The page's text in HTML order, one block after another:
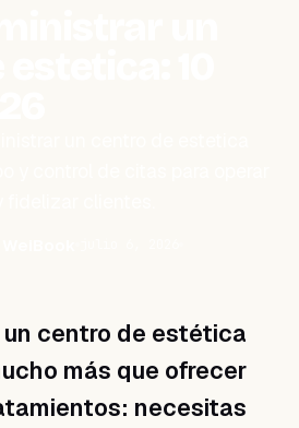
centro de estética
más que ofrecer
necesitas